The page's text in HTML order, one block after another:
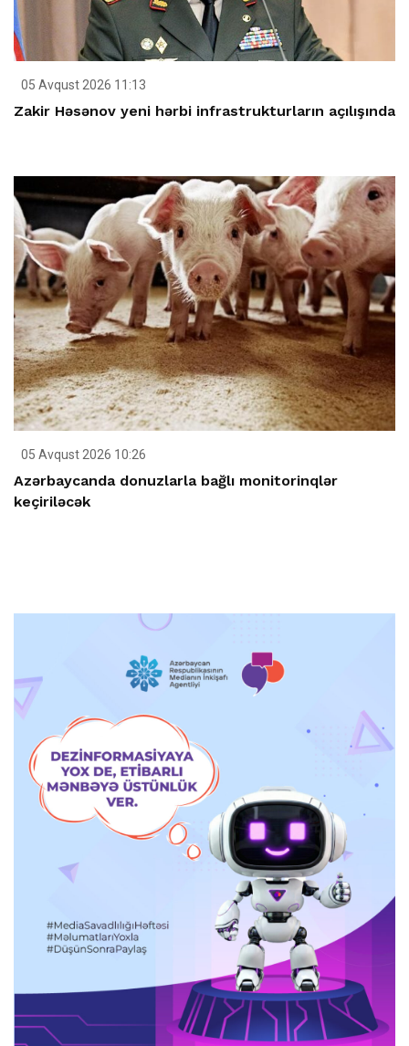
05 Avqust 2026 11:13
Zakir Həsənov yeni hərbi infrastrukturların açılışında
05 Avqust 2026 10:26
Azərbaycanda donuzlarla bağlı monitorinqlər
keçiriləcək